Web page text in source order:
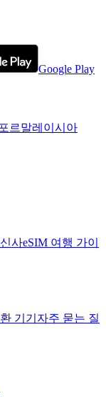
Google Play
르말레이시아
사eSIM 여행 가이
기기 자주 묻는 질